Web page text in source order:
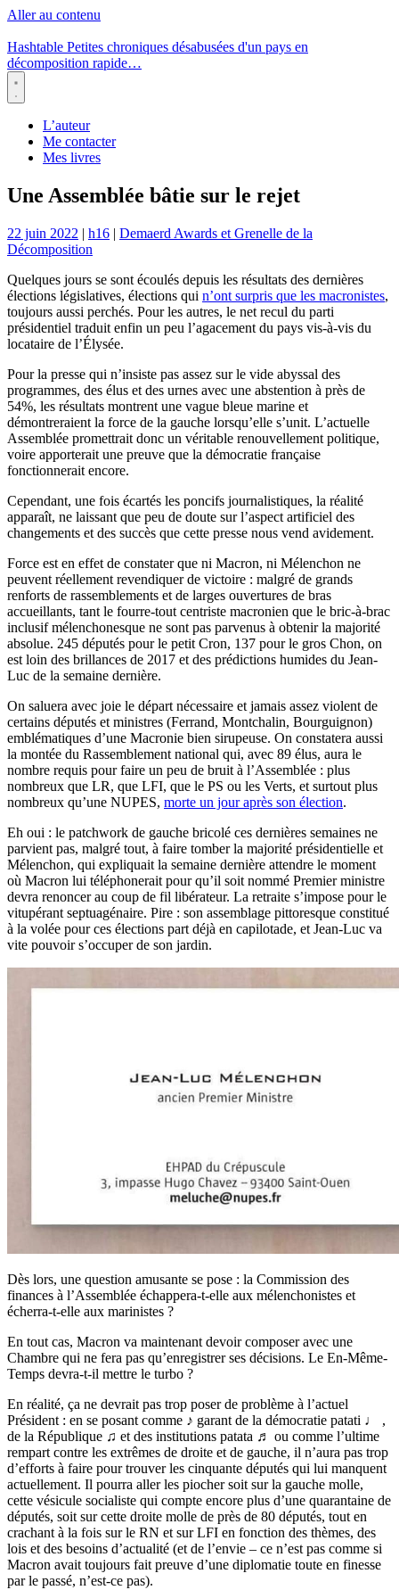
Aller au contenu
Hashtable Petites chroniques désabusées d'un pays en
décomposition rapide…
Menu
L’auteur
Me contacter
Mes livres
Une Assemblée bâtie sur le rejet
22 juin 2022 | h16 | Demaerd Awards et Grenelle de la
Décomposition
Quelques jours se sont écoulés depuis les résultats des dernières
élections législatives, élections qui n’ont surpris que les macronistes,
toujours aussi perchés. Pour les autres, le net recul du parti
présidentiel traduit enfin un peu l’agacement du pays vis-à-vis du
locataire de l’Élysée.
Pour la presse qui n’insiste pas assez sur le vide abyssal des
programmes, des élus et des urnes avec une abstention à près de
54%, les résultats montrent une vague bleue marine et
démontreraient la force de la gauche lorsqu’elle s’unit. L’actuelle
Assemblée promettrait donc un véritable renouvellement politique,
voire apporterait une preuve que la démocratie française
fonctionnerait encore.
Cependant, une fois écartés les poncifs journalistiques, la réalité
apparaît, ne laissant que peu de doute sur l’aspect artificiel des
changements et des succès que cette presse nous vend avidement.
Force est en effet de constater que ni Macron, ni Mélenchon ne
peuvent réellement revendiquer de victoire : malgré de grands
renforts de rassemblements et de larges ouvertures de bras
accueillants, tant le fourre-tout centriste macronien que le bric-à-brac
inclusif mélenchonesque ne sont pas parvenus à obtenir la majorité
absolue. 245 députés pour le petit Cron, 137 pour le gros Chon, on
est loin des brillances de 2017 et des prédictions humides du Jean-
Luc de la semaine dernière.
On saluera avec joie le départ nécessaire et jamais assez violent de
certains députés et ministres (Ferrand, Montchalin, Bourguignon)
emblématiques d’une Macronie bien sirupeuse. On constatera aussi
la montée du Rassemblement national qui, avec 89 élus, aura le
nombre requis pour faire un peu de bruit à l’Assemblée : plus
nombreux que LR, que LFI, que le PS ou les Verts, et surtout plus
nombreux qu’une NUPES, morte un jour après son élection.
Eh oui : le patchwork de gauche bricolé ces dernières semaines ne
parvient pas, malgré tout, à faire tomber la majorité présidentielle et
Mélenchon, qui expliquait la semaine dernière attendre le moment
où Macron lui téléphonerait pour qu’il soit nommé Premier ministre
devra renoncer au coup de fil libérateur. La retraite s’impose pour le
vitupérant septuagénaire. Pire : son assemblage pittoresque constitué
à la volée pour ces élections part déjà en capilotade, et Jean-Luc va
vite pouvoir s’occuper de son jardin.
Dès lors, une question amusante se pose : la Commission des
finances à l’Assemblée échappera-t-elle aux mélenchonistes et
écherra-t-elle aux marinistes ?
En tout cas, Macron va maintenant devoir composer avec une
Chambre qui ne fera pas qu’enregistrer ses décisions. Le En-Même-
Temps devra-t-il mettre le turbo ?
En réalité, ça ne devrait pas trop poser de problème à l’actuel
Président : en se posant comme ♪ garant de la démocratie patati ♩ ,
de la République ♫ et des institutions patata ♬ ou comme l’ultime
rempart contre les extrêmes de droite et de gauche, il n’aura pas trop
d’efforts à faire pour trouver les cinquante députés qui lui manquent
actuellement. Il pourra aller les piocher soit sur la gauche molle,
cette vésicule socialiste qui compte encore plus d’une quarantaine de
députés, soit sur cette droite molle de près de 80 députés, tout en
crachant à la fois sur le RN et sur LFI en fonction des thèmes, des
lois et des besoins d’actualité (et de l’envie – ce n’est pas comme si
Macron avait toujours fait preuve d’une diplomatie toute en finesse
par le passé, n’est-ce pas).